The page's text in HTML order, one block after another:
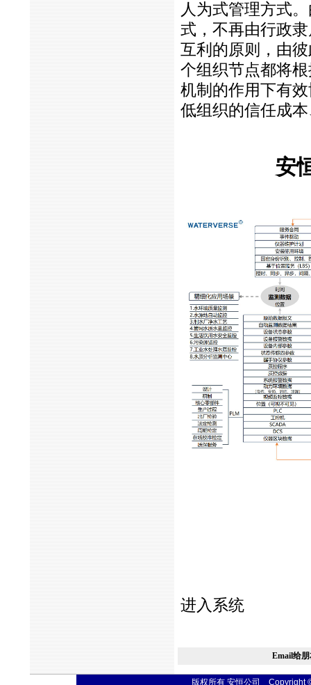
人为式管理方式
式，不再由行政
互利的原则，由
个组织节点都将
机制的作用下有
低组织的信任成
安
进入系统
Email给朋
版权所有 安恒公司 Copyright